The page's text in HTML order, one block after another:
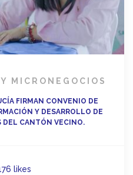
MICRONEGOCIOS
FIRMAN CONVENIO DE
Y DESARROLLO DE
DEL CANTÓN VECINO.
likes